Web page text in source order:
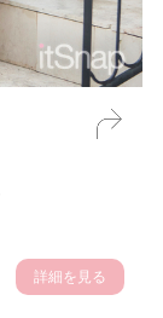
詳細を見る